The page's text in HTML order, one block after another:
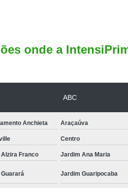
onde a
ABC
Anchieta Araçaúva
Centro
Franco Jardim Ana Maria
Jardim Guaripocaba